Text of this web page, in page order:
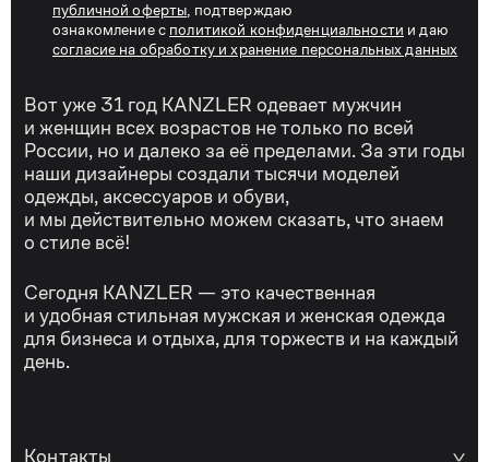
публичной оферты , подтверждаю
ознакомление с политикой конфиденциальности и даю
согласие на обработку и хранение персональных данных
Вот уже 31 год KANZLER одевает мужчин
и женщин всех возрастов не только по всей
России, но и далеко за её пределами. За эти годы
наши дизайнеры создали тысячи моделей
одежды, аксессуаров и обуви,
и мы действительно можем сказать, что знаем
о стиле всё!
Сегодня KANZLER — это качественная
и удобная стильная мужская и женская одежда
для бизнеса и отдыха, для торжеств и на каждый
день.
Контакты